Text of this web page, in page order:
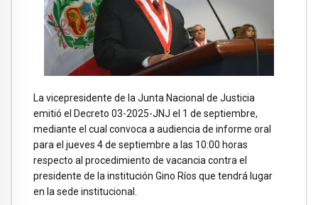
La vicepresidente de la Junta Nacional de Justicia
emitió el Decreto 03-2025-JNJ el 1 de septiembre,
mediante el cual convoca a audiencia de informe oral
para el jueves 4 de septiembre a las 10:00 horas
respecto al procedimiento de vacancia contra el
presidente de la institución Gino Ríos que tendrá lugar
en la sede institucional.